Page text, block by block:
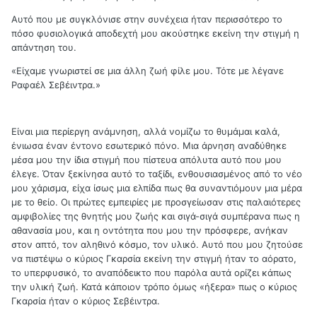
Αυτό που με συγκλόνισε στην συνέχεια ήταν περισσότερο το
πόσο φυσιολογικά αποδεχτή μου ακούστηκε εκείνη την στιγμή η
απάντηση του.
«Είχαμε γνωριστεί σε μια άλλη ζωή φίλε μου. Τότε με λέγανε
Ραφαέλ Σεβέιντρα.»
Είναι μια περίεργη ανάμνηση, αλλά νομίζω το θυμάμαι καλά,
ένιωσα έναν έντονο εσωτερικό πόνο. Μια άρνηση αναδύθηκε
μέσα μου την ίδια στιγμή που πίστευα απόλυτα αυτό που μου
έλεγε. Όταν ξεκίνησα αυτό το ταξίδι, ενθουσιασμένος από το νέο
μου χάρισμα, είχα ίσως μια ελπίδα πως θα συναντιόμουν μια μέρα
με το θείο. Οι πρώτες εμπειρίες με προσγείωσαν στις παλαιότερες
αμφιβολίες της θνητής μου ζωής και σιγά-σιγά συμπέρανα πως η
αθανασία μου, και η οντότητα που μου την πρόσφερε, ανήκαν
στον απτό, τον αληθινό κόσμο, τον υλικό. Αυτό που μου ζητούσε
να πιστέψω ο κύριος Γκαρσία εκείνη την στιγμή ήταν το αόρατο,
το υπερφυσικό, το αναπόδεικτο που παρόλα αυτά ορίζει κάπως
την υλική ζωή. Κατά κάποιον τρόπο όμως «ήξερα» πως ο κύριος
Γκαρσία ήταν ο κύριος Σεβέιντρα.